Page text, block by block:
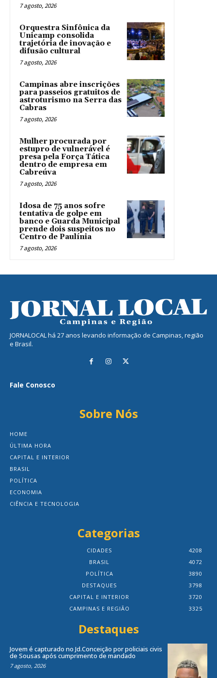
7 agosto, 2026
Orquestra Sinfônica da
Unicamp consolida
trajetória de inovação e
difusão cultural
7 agosto, 2026
Campinas abre inscrições
para passeios gratuitos de
astroturismo na Serra das
Cabras
7 agosto, 2026
Mulher procurada por
estupro de vulnerável é
presa pela Força Tática
dentro de empresa em
Cabreúva
7 agosto, 2026
Idosa de 75 anos sofre
tentativa de golpe em
banco e Guarda Municipal
prende dois suspeitos no
Centro de Paulínia
7 agosto, 2026
JORNALOCAL há 27 anos levando informação de Campinas, região
e Brasil.
Fale Conosco
Sobre Nós
HOME
ÚLTIMA HORA
CAPITAL E INTERIOR
BRASIL
POLÍTICA
ECONOMIA
CIÊNCIA E TECNOLOGIA
Categorias
CIDADES
4208
BRASIL
4072
POLÍTICA
3890
DESTAQUES
3798
CAPITAL E INTERIOR
3720
CAMPINAS E REGIÃO
3325
Destaques
Jovem é capturado no Jd.Conceição por policiais civis
de Sousas após cumprimento de mandado
7 agosto, 2026